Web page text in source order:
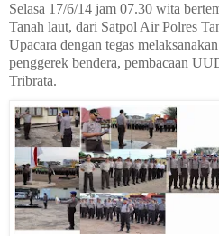
Selasa 17/6/14 jam 07.30 wita
Tanah laut, dari Satpol Air Polres
Upacara dengan tegas
penggerek bendera, pembacaan
Tribrata.